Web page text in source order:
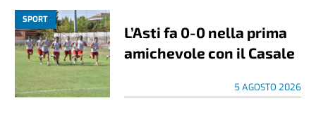
SPORT
L’Asti fa 0-0 nella prima
amichevole con il Casale
5 AGOSTO 2026